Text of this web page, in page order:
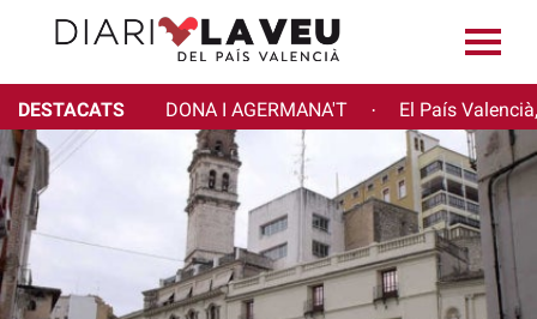
DESTACATS DONA I AGERMANA'T · El País